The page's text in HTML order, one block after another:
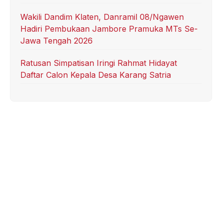
Wakili Dandim Klaten, Danramil 08/Ngawen
Hadiri Pembukaan Jambore Pramuka MTs Se-
Jawa Tengah 2026
Ratusan Simpatisan Iringi Rahmat Hidayat
Daftar Calon Kepala Desa Karang Satria